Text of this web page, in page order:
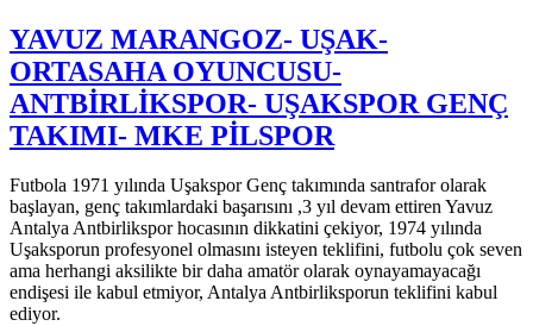
YAVUZ MARANGOZ- UŞAK-
ORTASAHA OYUNCUSU-
ANTBİRLİKSPOR- UŞAKSPOR GENÇ
TAKIMI- MKE PİLSPOR
Futbola 1971 yılında Uşakspor Genç takımında santrafor olarak
başlayan, genç takımlardaki başarısını ,3 yıl devam ettiren Yavuz
Antalya Antbirlikspor hocasının dikkatini çekiyor, 1974 yılında
Uşaksporun profesyonel olmasını isteyen teklifini, futbolu çok seven
ama herhangi aksilikte bir daha amatör olarak oynayamayacağı
endişesi ile kabul etmiyor, Antalya Antbirliksporun teklifini kabul
ediyor.